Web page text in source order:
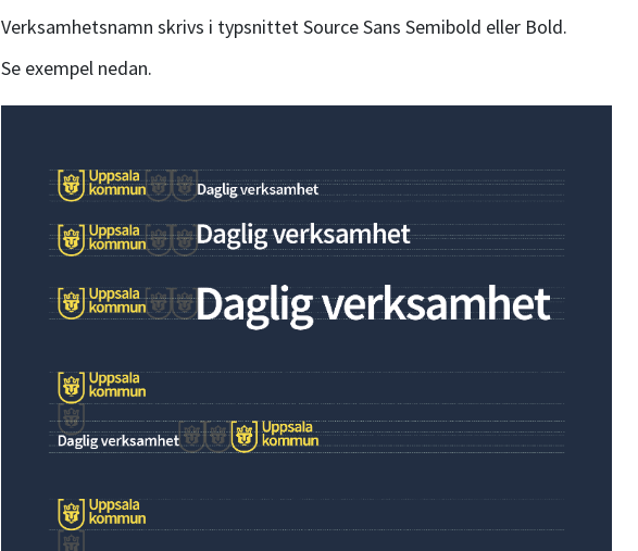
Verksamhetsnamn skrivs i typsnittet Source Sans Semibold eller Bold.
Se exempel nedan.